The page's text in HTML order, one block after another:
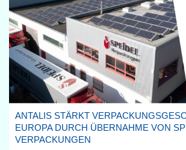
ANTALIS STÄRKT
EUROPA DURCH ÜBERNAHME VON
VERPACKUNGEN